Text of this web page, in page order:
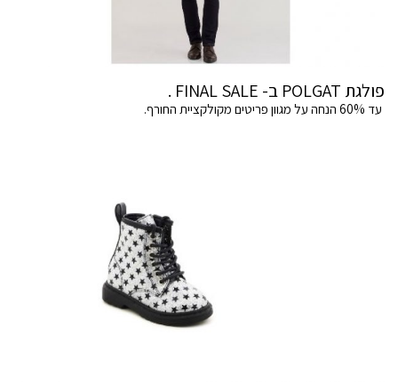
פולגת POLGAT ב- FINAL SALE .
עד 60% הנחה על מגוון פריטים מקולקציית החורף.